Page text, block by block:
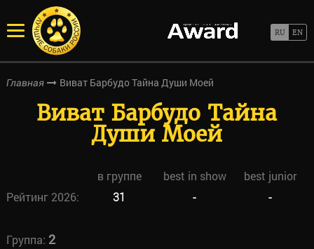
Главная Виват Барбудо Тайна Души Моей
Виват Барбудо Тайна
Души Моей
в группе best in show
best junior
Рейтинг 2026:
31 - -
Группа: 2